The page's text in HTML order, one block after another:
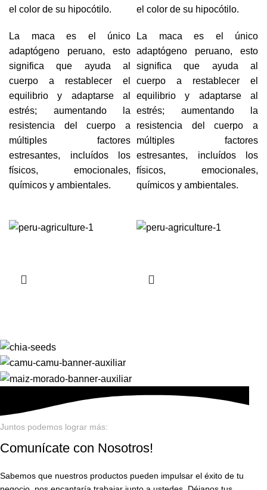
el color de su hipocótilo.
La maca es el único
adaptógeno peruano, esto
significa que ayuda al
cuerpo a restablecer el
equilibrio y adaptarse al
estrés; aumentando la
resistencia del cuerpo a
múltiples factores
estresantes, incluídos los
físicos, emocionales,
químicos y ambientales.
el color de su hipocótilo.
La maca es el único
adaptógeno peruano, esto
significa que ayuda al
cuerpo a restablecer el
equilibrio y adaptarse al
estrés; aumentando la
resistencia del cuerpo a
múltiples factores
estresantes, incluídos los
físicos, emocionales,
químicos y ambientales.
Juntos podemos lograr más:
Comunícate con Nosotros!
Sabemos que nuestros productos pueden impulsar el éxito de tu